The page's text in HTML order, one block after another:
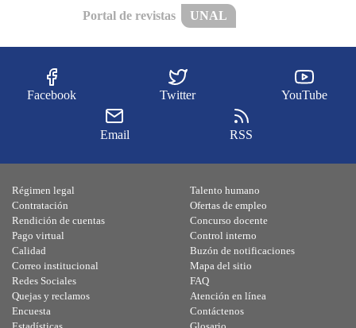
Portal de revistas UNAL
Facebook Twitter YouTube
Email RSS
Régimen legal
Contratación
Rendición de cuentas
Pago virtual
Calidad
Talento humano
Ofertas de empleo
Concurso docente
Control interno
Buzón de notificaciones
Correo institucional
Redes Sociales
Quejas y reclamos
Encuesta
Mapa del sitio
FAQ
Atención en línea
Contáctenos